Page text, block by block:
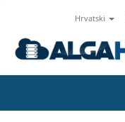
Hrvatski